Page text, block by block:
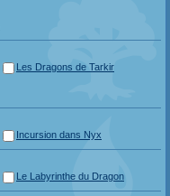
Les Dragons de Tarkir
Incursion dans Nyx
Le Labyrinthe du Dragon